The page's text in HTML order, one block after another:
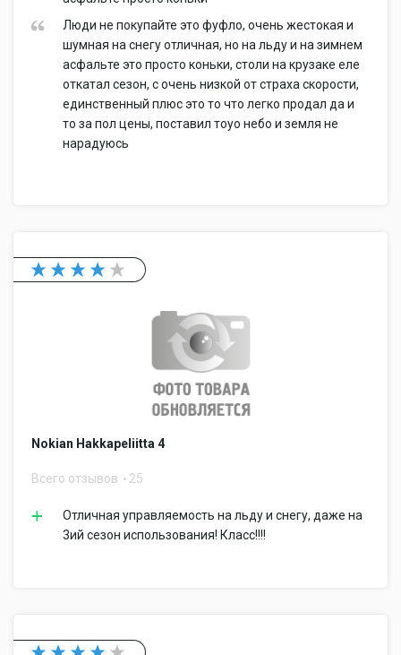
Люди не покупайте это фуфло, очень жестокая и
шумная на снегу отличная, но на льду и на зимнем
асфальте это просто коньки, столи на крузаке еле
откатал сезон, с очень низкой от страха скорости,
единственный плюс это то что легко продал да и
то за пол цены, поставил тоyo небо и земля не
нарадуюсь
Nokian Hakkapeliitta 4
Всего отзывов 25
Отличная управляемость на льду и снегу, даже на
3ий сезон использования! Класс!!!!